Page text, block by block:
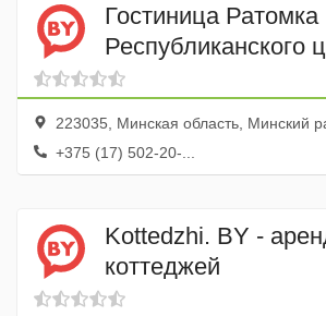
Гостиница Ратомка
Республиканского
олимпийской
конного спорта и
223035, Минская область, Минский район, Ждановичский сельский совет,
+375 (17) 502-20-...
Kottedzhi. BY -
коттеджей